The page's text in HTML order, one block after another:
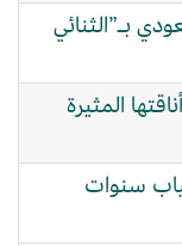
بـ”الثنائي
المثيرة
سنوات